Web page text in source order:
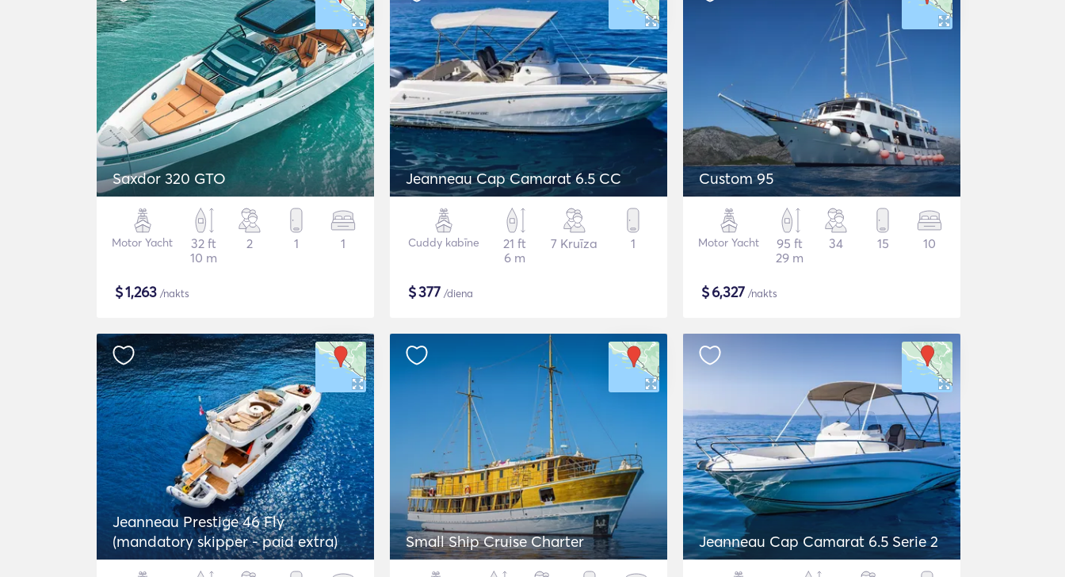
Saxdor 320 GTO
Motor Yacht
32 ft
10 m
2 1 1
$1,263 /nakts
Jeanneau Cap Camarat 6.5 CC
Cuddy kabīne
21 ft
6 m
7 Kruīza 1
$377 /diena
Custom 95
Motor Yacht
95 ft
29 m
34 15 10
$6,327 /nakts
Jeanneau Prestige 46 Fly
(mandatory skipper - paid extra)
Small Ship Cruise Charter Jeanneau Cap Camarat 6.5 Serie 2